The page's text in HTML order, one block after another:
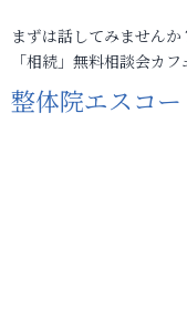
まずは話してみませんか
「相続」無料相談会カフ
整体院エスコ